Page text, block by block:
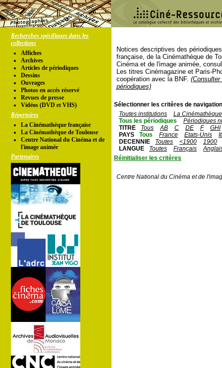
Recherches spécifiques dans les
collections
Affiches
Archives
Articles de périodiques
Dessins
Ouvrages
Photos en accés réservé
Revues de presse
Vidéos (DVD et VHS)
Répertoires
La Cinémathèque française
La Cinémathèque de Toulouse
Centre National du Cinéma et de
l'image animée
Partenaires
Notices descriptives des
française, de la Cinémathèque de
Cinéma et de l'image animée,
Les titres Cinémagazine et Paris-
coopération avec la BNF.
périodiques)
Sélectionner les critères de
Toutes institutions
La
Tous les périodiques
Périodiques
TITRE
Tous AB C DE F
GHI
PAYS
Tous France Etats-Unis
DECENNIE
Toutes <1900
1900
LANGUE
Toutes Français
Réinitialiser les critères
Centre National du Cinéma et de